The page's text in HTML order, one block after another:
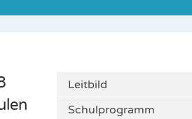
Leitbild
Schulprogramm